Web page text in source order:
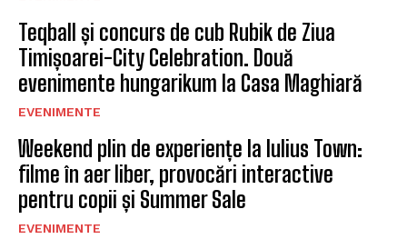
Teqball și concurs de cub Rubik de Ziua
Timișoarei-City Celebration. Două
evenimente hungarikum la Casa Maghiară
EVENIMENTE
Weekend plin de experiențe la Iulius Town:
filme în aer liber, provocări interactive
pentru copii și Summer Sale
EVENIMENTE